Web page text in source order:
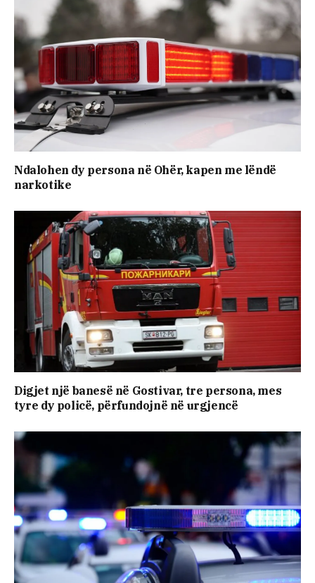
Ndalohen dy persona në Ohër, kapen me lëndë
narkotike
Digjet një banesë në Gostivar, tre persona, mes
tyre dy policë, përfundojnë në urgjencë